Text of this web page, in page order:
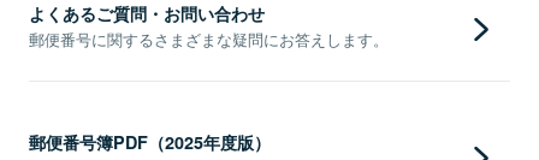
よくあるご質問・お問い合わせ
郵便番号に関するさまざまな疑問にお答えします。
郵便番号簿PDF（2025年度版）